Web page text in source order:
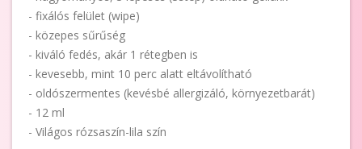
- fixálós felület (wipe)
- közepes sűrűség
- kiváló fedés, akár 1 rétegben is
- kevesebb, mint 10 perc alatt eltávolítható
- oldószermentes (kevésbé allergizáló, környezetbarát)
- 12 ml
- Világos rózsaszín-lila szín